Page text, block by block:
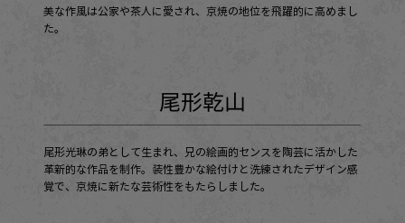
美な作風は公家や茶人に愛され、京焼の地位を飛躍的に高めまし
た。
尾形乾山
尾形光琳の弟として生まれ、兄の絵画的センスを陶芸に活かした
革新的な作品を制作。装性豊かな絵付けと洗練されたデザイン感
覚で、京焼に新たな芸術性をもたらしました。